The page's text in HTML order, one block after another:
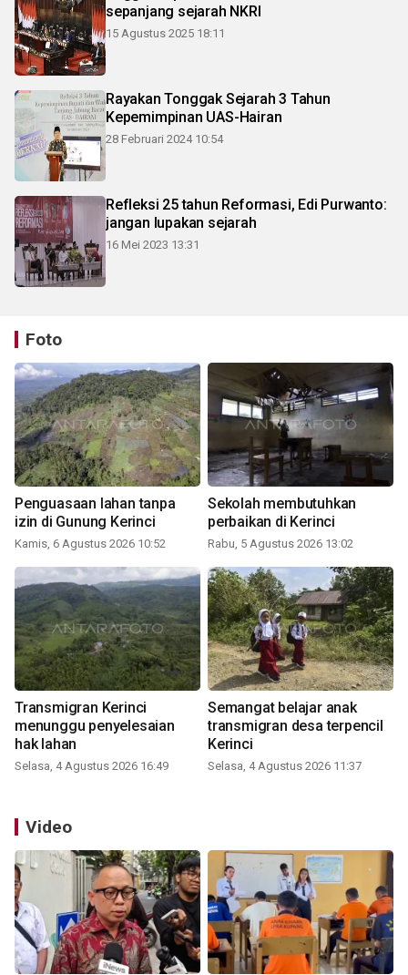
sepanjang sejarah NKRI
15 Agustus 2025 18:11
Rayakan Tonggak Sejarah 3 Tahun
Kepemimpinan UAS-Hairan
28 Februari 2024 10:54
Refleksi 25 tahun Reformasi, Edi Purwanto:
jangan lupakan sejarah
16 Mei 2023 13:31
Foto
Penguasaan lahan tanpa
izin di Gunung Kerinci
Kamis, 6 Agustus 2026 10:52
Sekolah membutuhkan
perbaikan di Kerinci
Rabu, 5 Agustus 2026 13:02
Transmigran Kerinci
menunggu penyelesaian
hak lahan
Selasa, 4 Agustus 2026 16:49
Semangat belajar anak
transmigran desa terpencil
Kerinci
Selasa, 4 Agustus 2026 11:37
Video